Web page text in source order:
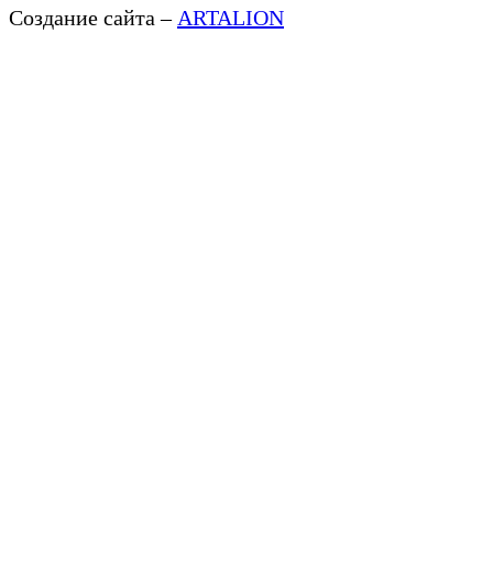
Создание сайта – ARTALION